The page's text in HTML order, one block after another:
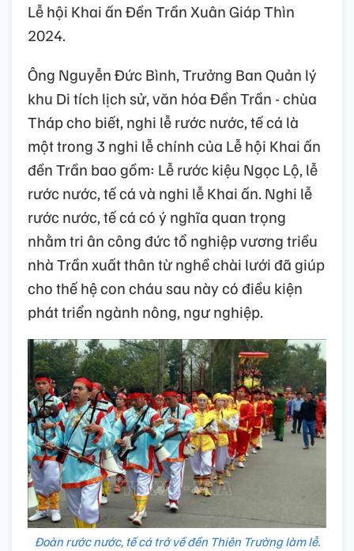
Lễ hội Khai ấn Đền Trần Xuân Giáp Thìn
2024.
Ông Nguyễn Đức Bình, Trưởng Ban Quản lý
khu Di tích lịch sử, văn hóa Đền Trần - chùa
Tháp cho biết, nghi lễ rước nước, tế cá là
một trong 3 nghi lễ chính của Lễ hội Khai ấn
đền Trần bao gồm: Lễ rước kiệu Ngọc Lộ, lễ
rước nước, tế cá và nghi lễ Khai ấn. Nghi lễ
rước nước, tế cá có ý nghĩa quan trọng
nhằm tri ân công đức tổ nghiệp vương triều
nhà Trần xuất thân từ nghề chài lưới đã giúp
cho thế hệ con cháu sau này có điều kiện
phát triển ngành nông, ngư nghiệp.
Đoàn rước nước, tế cá trở về đền Thiên Trường làm lễ.